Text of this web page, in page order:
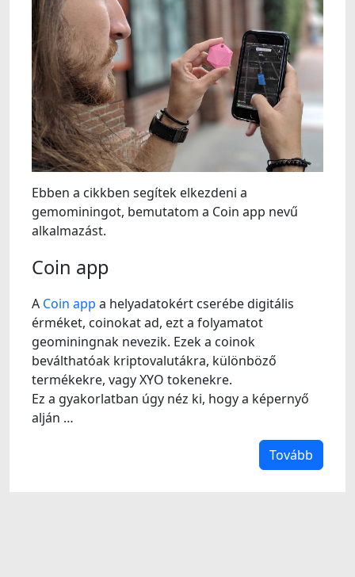
Ebben a cikkben segítek elkezdeni a
gemominingot, bemutatom a Coin app nevű
alkalmazást.
Coin app
A Coin app a helyadatokért cserébe digitális
érméket, coinokat ad, ezt a folyamatot
geominingnak nevezik. Ezek a coinok
beválthatóak kriptovalutákra, különböző
termékekre, vagy XYO tokenekre.
Ez a gyakorlatban úgy néz ki, hogy a képernyő
alján …
Tovább